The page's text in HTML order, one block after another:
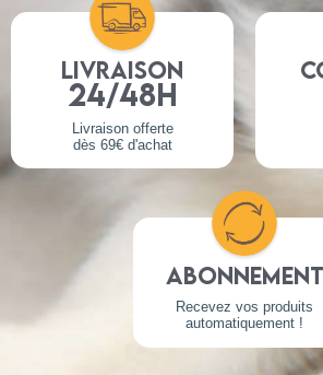
Livraison
24/48h
Livraison offerte
dès 69€ d'achat
Abonnement
Recevez vos produits
automatiquement !